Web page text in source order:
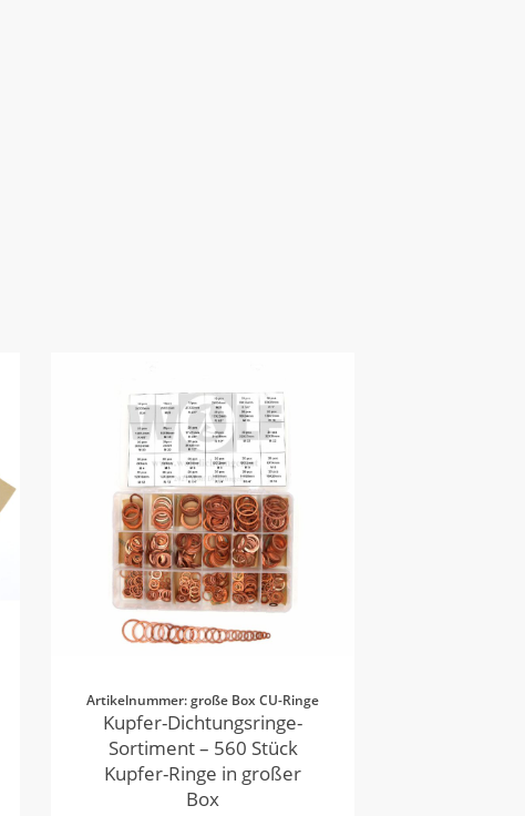
Artikelnummer: große Box CU-Ringe
Kupfer-Dichtungsringe-
Sortiment – 560 Stück
Kupfer-Ringe in großer
Box